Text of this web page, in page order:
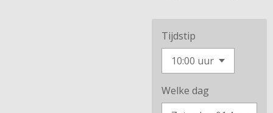
Tijdstip
Welke dag